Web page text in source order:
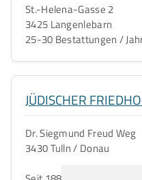
St.-Helena-Gasse 2
3425 Langenlebarn
25-30 Bestattungen /
JÜDISCHER
Dr. Siegmund Freud Weg
3430 Tulln / Donau